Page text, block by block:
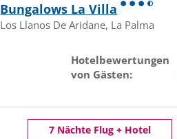
Bungalows La Villa
Los Llanos De Aridane, La Palma
Hotelbewertungen
von Gästen:
7 Nächte Flug + Hotel